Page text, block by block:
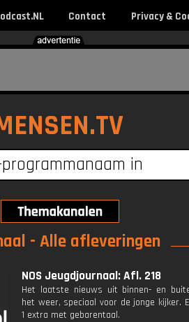
Contact Privacy &
- Alle afleveringen
NOS Jeugdjournaal: Afl. 218
Het laatste nieuws uit binnen- en
het weer, speciaal voor de jonge kijker.
1 extra met gebarentaal.